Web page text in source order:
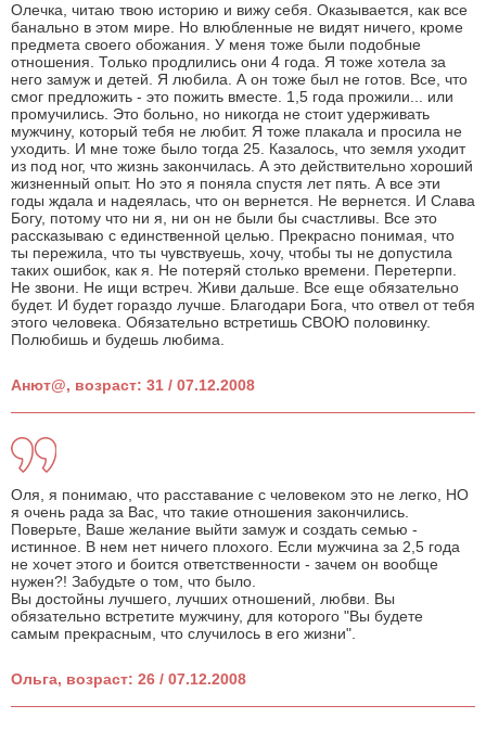
Олечка, читаю твою историю и вижу себя. Оказывается, как все
банально в этом мире. Но влюбленные не видят ничего, кроме
предмета своего обожания. У меня тоже были подобные
отношения. Только продлились они 4 года. Я тоже хотела за
него замуж и детей. Я любила. А он тоже был не готов. Все, что
смог предложить - это пожить вместе. 1,5 года прожили... или
промучились. Это больно, но никогда не стоит удерживать
мужчину, который тебя не любит. Я тоже плакала и просила не
уходить. И мне тоже было тогда 25. Казалось, что земля уходит
из под ног, что жизнь закончилась. А это действительно хороший
жизненный опыт. Но это я поняла спустя лет пять. А все эти
годы ждала и надеялась, что он вернется. Не вернется. И Слава
Богу, потому что ни я, ни он не были бы счастливы. Все это
рассказываю с единственной целью. Прекрасно понимая, что
ты пережила, что ты чувствуешь, хочу, чтобы ты не допустила
таких ошибок, как я. Не потеряй столько времени. Перетерпи.
Не звони. Не ищи встреч. Живи дальше. Все еще обязательно
будет. И будет гораздо лучше. Благодари Бога, что отвел от тебя
этого человека. Обязательно встретишь СВОЮ половинку.
Полюбишь и будешь любима.
Анют@, возраст: 31 / 07.12.2008
Оля, я понимаю, что расставание с человеком это не легко, НО
я очень рада за Вас, что такие отношения закончились.
Поверьте, Ваше желание выйти замуж и создать семью -
истинное. В нем нет ничего плохого. Если мужчина за 2,5 года
не хочет этого и боится ответственности - зачем он вообще
нужен?! Забудьте о том, что было.
Вы достойны лучшего, лучших отношений, любви. Вы
обязательно встретите мужчину, для которого "Вы будете
самым прекрасным, что случилось в его жизни".
Ольга, возраст: 26 / 07.12.2008